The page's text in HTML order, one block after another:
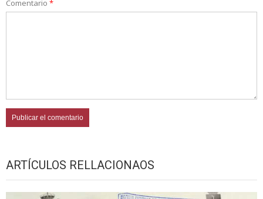
Comentario *
ARTÍCULOS RELLACIONAOS